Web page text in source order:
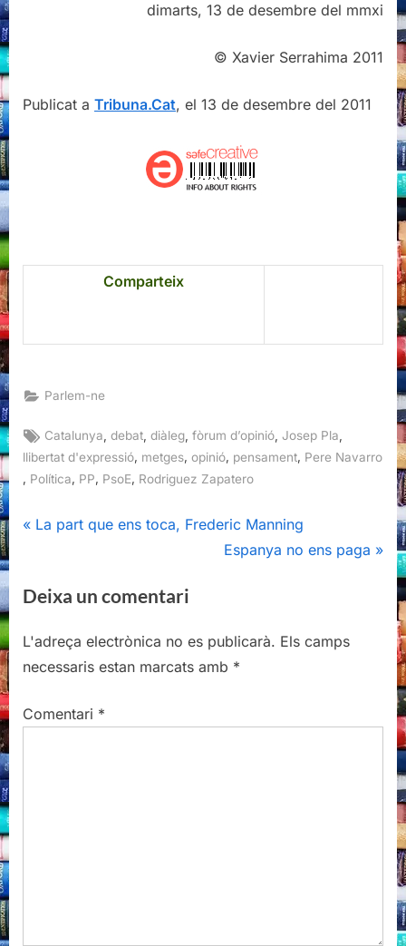
dimarts, 13 de desembre del mmxi
© Xavier Serrahima 2011
Publicat a Tribuna.Cat, el 13 de desembre del 2011
Comparteix
Parlem-ne
Tags:
Catalunya ,debat ,diàleg ,fòrum d’opinió ,Josep Pla
llibertat d'expressió, metges, opinió, pensament, Pere Navarro
Política PP PsoE Rodriguez Zapatero
Navegació
P
v
o
u
P
La part que ens toca, Frederic Manning
N
P
o
t
Espanya no ens paga
Deixa un comentari
L'adreça electrònica no es publicarà. Els camps
necessaris estan marcats amb *
Comentari *